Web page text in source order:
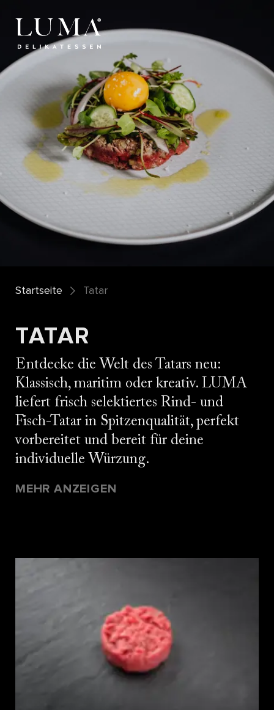
Startseite Tatar
TATAR
Entdecke die Welt des Tatars neu:
Klassisch, maritim oder kreativ. LUMA
liefert frisch selektiertes Rind- und
Fisch-Tatar in Spitzenqualität, perfekt
vorbereitet und bereit für deine
individuelle Würzung.
MEHR ANZEIGEN